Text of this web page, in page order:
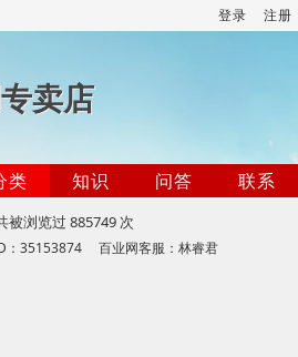
登录 注册
卖店
类 知识 问答 联系
被浏览过 885749 次
35153874 百业网客服：林睿君